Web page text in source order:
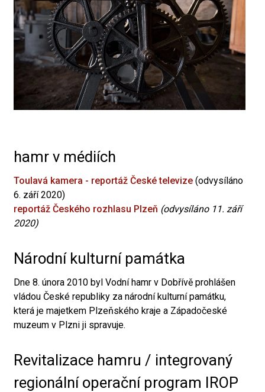
hamr v médiích
Toulavá kamera - reportáž České televize (odvysíláno
6. září 2020)
reportáž Českého rozhlasu Plzeň (odvysíláno 11. září
2020)
Národní kulturní památka
Dne 8. února 2010 byl Vodní hamr v Dobřívě prohlášen
vládou České republiky za národní kulturní památku,
která je majetkem Plzeňského kraje a Západočeské
muzeum v Plzni ji spravuje.
Revitalizace hamru / integrovaný
regionální operační program IROP